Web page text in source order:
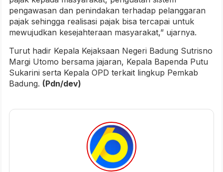
pengawasan dan penindakan terhadap pelanggaran
pajak sehingga realisasi pajak bisa tercapai untuk
mewujudkan kesejahteraan masyarakat,” ujarnya.
Turut hadir Kepala Kejaksaan Negeri Badung Sutrisno
Margi Utomo bersama jajaran, Kepala Bapenda Putu
Sukarini serta Kepala OPD terkait lingkup Pemkab
Badung. (Pdn/dev)